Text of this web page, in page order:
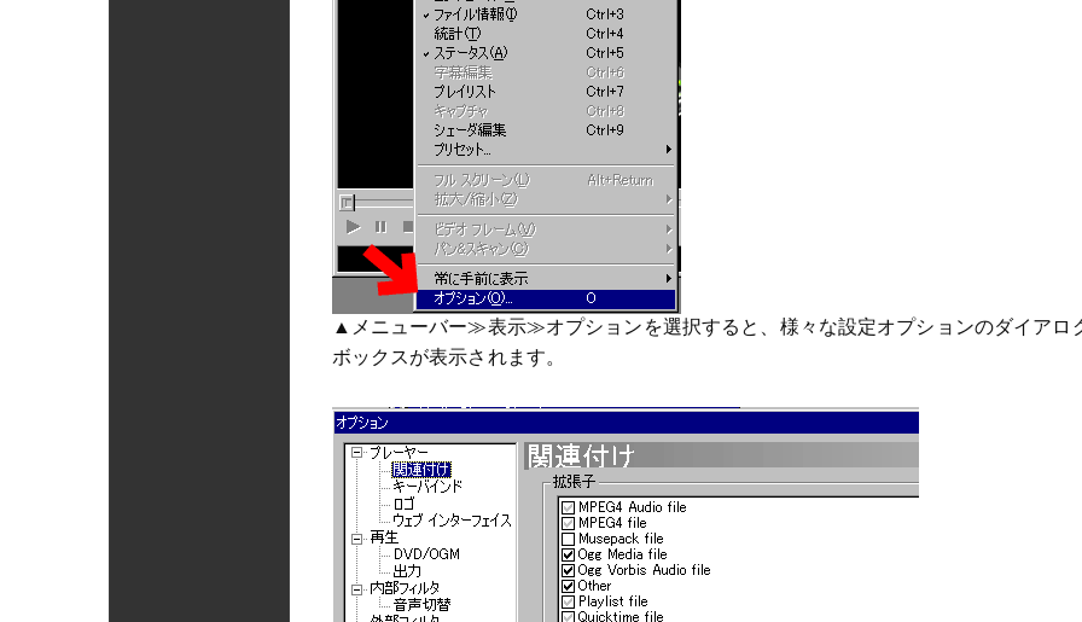
▲メニューバー≫表示≫オプションを選択すると、様々な設定オプションのダイアロ
ボックスが表示されます。